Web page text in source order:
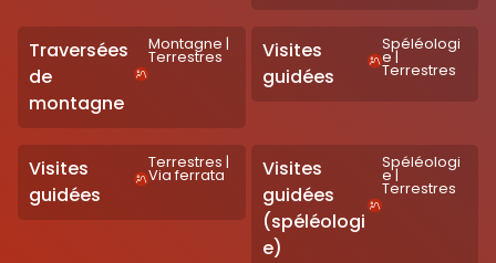
Traversées
de
montagne
Montagne |
Terrestres
Visites
guidées
Spéléologi
e|
Terrestres
Visites
guidées
Terrestres |
Via ferrata
Visites
guidées
(spéléologi
e)
Spéléologi
e|
Terrestres